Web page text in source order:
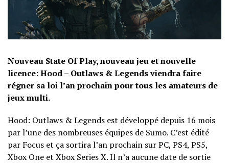
Nouveau State Of Play, nouveau jeu et nouvelle
licence: Hood – Outlaws & Legends viendra faire
régner sa loi l’an prochain pour tous les amateurs de
jeux multi.
Hood: Outlaws & Legends est développé depuis 16 mois
par l’une des nombreuses équipes de Sumo. C’est édité
par Focus et ça sortira l’an prochain sur PC, PS4, PS5,
Xbox One et Xbox Series X. Il n’a aucune date de sortie